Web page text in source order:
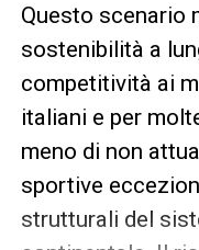
Questo scenario
sostenibilità a
competitività ai
italiani e per
meno di non
sportive
strutturali del